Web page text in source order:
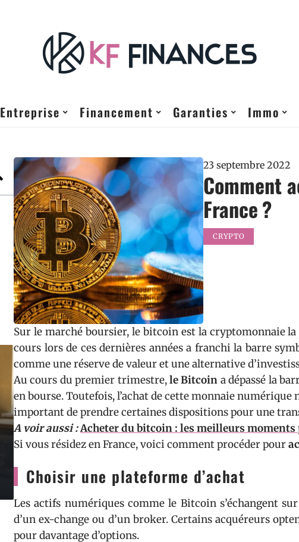
Entreprise Financement Garanties Immo
23 septembre 2022
Comment
France ?
CRYPTO
Sur le marché boursier, le bitcoin est la cryptomonnaie
cours lors de ces dernières années a franchi la barre
comme une réserve de valeur et une alternative
Au cours du premier trimestre,le Bitcoin a dépassé la
en bourse. Toutefois, l’achat de cette monnaie numérique
important de prendre certaines dispositions pour une
A voir aussi :Acheter du bitcoin : les meilleurs moments
Si vous résidez en France, voici comment procéder pour
Choisir une plateforme d’achat
Les actifs numériques comme le Bitcoin s’échangent sur
d’un ex-change ou d’un broker. Certains acquéreurs
pour davantage d’options.